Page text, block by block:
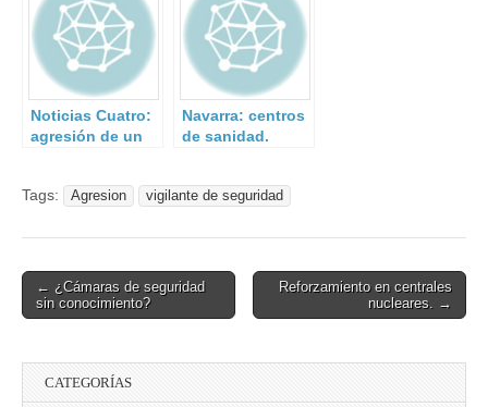
Noticias Cuatro:
agresión de un
Murcia.
Navarra: centros
de sanidad.
Tags: Agresion vigilante de seguridad
Post
navigation
← ¿Cámaras de seguridad
sin conocimiento?
Reforzamiento en centrales
nucleares. →
CATEGORÍAS